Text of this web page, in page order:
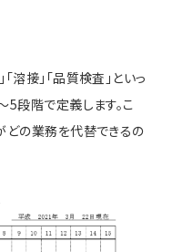
溶接」「品質検査」といっ
段階で定義します。こ
どの業務を代替できるの